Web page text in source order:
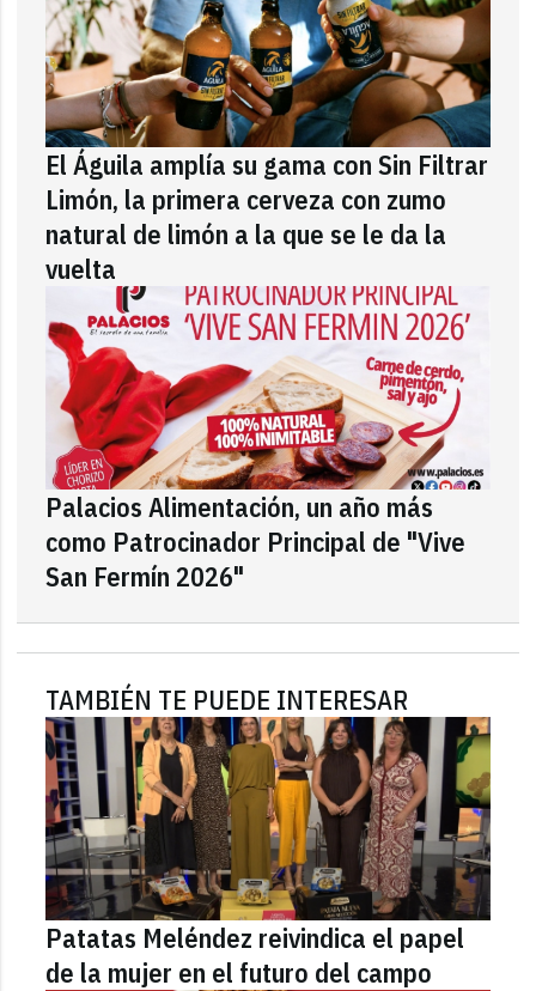
El Águila amplía su gama con Sin Filtrar
Limón, la primera cerveza con zumo
natural de limón a la que se le da la
vuelta
Palacios Alimentación, un año más
como Patrocinador Principal de "Vive
San Fermín 2026"
TAMBIÉN TE PUEDE INTERESAR
Patatas Meléndez reivindica el papel
de la mujer en el futuro del campo